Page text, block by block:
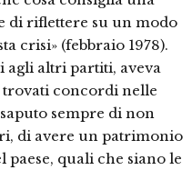
di riflettere su un modo
crisi» (febbraio 1978).
agli altri partiti, aveva
trovati concordi nelle
sempre di non
di avere un patrimonio
paese, quali che siano le